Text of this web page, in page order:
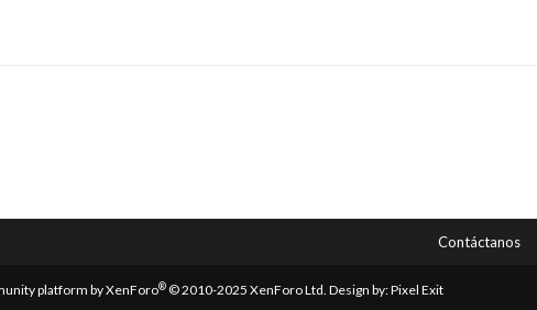
Contáctanos
platform by XenForo® © 2010-2025 XenForo Ltd. Design by:Pixel Exit